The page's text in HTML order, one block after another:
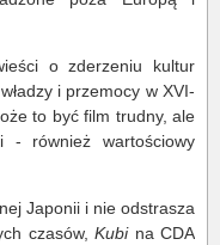
o zderzeniu kultur
i przemocy w XVI-
to być film trudny, ale
- również wartościowy
Japonii i nie odstrasza
czasów,Kubina CDA